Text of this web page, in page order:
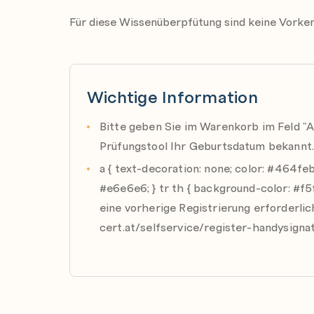
Für diese Wissenüberpfütung sind keine
Wichtige Information
Bitte geben Sie im Warenkorb im Feld
Prüfungstool Ihr Geburtsdatum bekannt.
a { text-decoration: none; color:
#e6e6e6; } tr th { background-color:
eine vorherige Registrierung
cert.at/selfservice/register-